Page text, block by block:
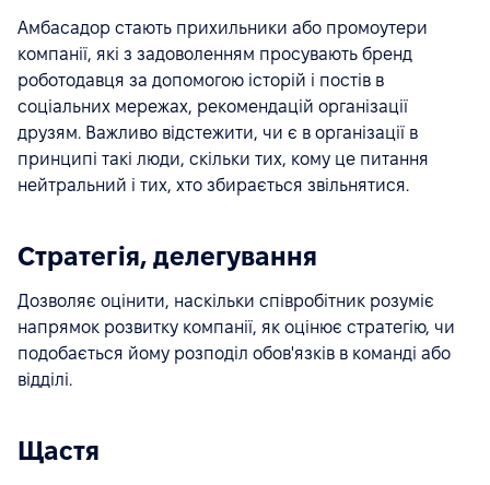
Амбасадор стають прихильники або промоутери
компанії, які з задоволенням просувають бренд
роботодавця за допомогою історій і постів в
соціальних мережах, рекомендацій організації
друзям. Важливо відстежити, чи є в організації в
принципі такі люди, скільки тих, кому це питання
нейтральний і тих, хто збирається звільнятися.
Стратегія, делегування
Дозволяє оцінити, наскільки співробітник розуміє
напрямок розвитку компанії, як оцінює стратегію, чи
подобається йому розподіл обов'язків в команді або
відділі.
Щастя